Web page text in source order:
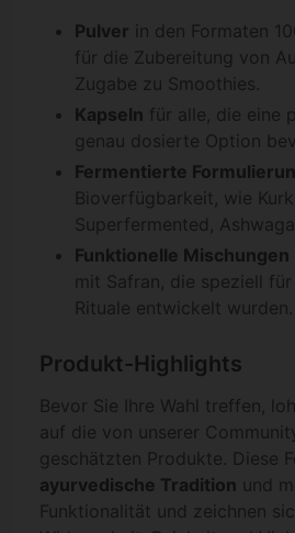
Pulver in den Formaten
für die Zubereitung von
Zugabe zu Smoothies.
Kapseln für alle, die eine
genau dosierte Option
Fermentierte
Bioverfügbarkeit, wie
Superfermented,
Funktionelle Mischungen
mit Safran, die speziell für
Rituale entwickelt wurden.
Produkt-Highlights
Bevor Sie Ihre Wahl treffen,
auf die von unserer
geschätzten Produkte. Diese
ayurvedische Tradition und
Funktionalität und zeichnen